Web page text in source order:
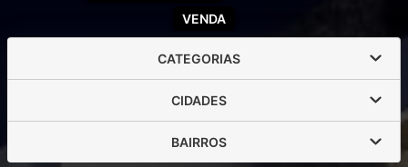
VENDA
CATEGORIAS
CIDADES
BAIRROS